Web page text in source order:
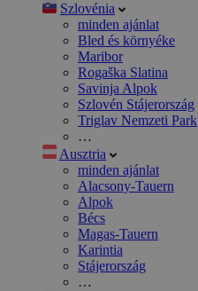
Szlovénia
minden ajánlat
Bled és környéke
Maribor
Rogaška Slatina
Savinja Alpok
Szlovén Stájerország
Triglav Nemzeti Park
…
Ausztria
minden ajánlat
Alacsony-Tauern
Alpok
Bécs
Magas-Tauern
Karintia
Stájerország
…